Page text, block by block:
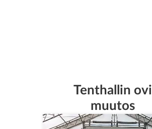
Tenthallin ovi
muutos